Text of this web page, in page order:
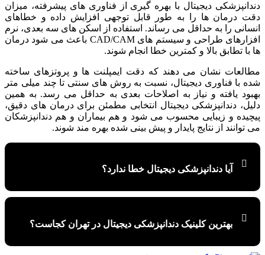
دندانپزشکی دیجیتال با بهره گیری از فناوری های پیشرفته، میزان
دقت درمان ها را به طور قابل توجهی افزایش داده و خطاهای
انسانی را به حداقل می رساند. استفاده از اسکن های سه بعدی، نرم
افزارهای طراحی و سیستم های CAD/CAM باعث می شود درمان
ها با تطابق بالا و کمترین خطا انجام شوند.
مطالعات نشان می دهند که دقت ایمپلنت ها و پروتزهای ساخته
شده با فناوری دیجیتال، نسبت به روش های سنتی تا چند میلی متر
بهبود یافته و نیاز به اصلاحات بعدی به حداقل می رسد. به همین
دلیل، دندانپزشکی دیجیتال انتخابی مطمئن برای درمان های دقیق،
پیچیده و زیبایی محسوب می شود و هم بیماران و هم دندانپزشکان
می توانند از نتایج پایدار و پیش بینی شده بهره مند شوند.
آیا دندانپزشکی دیجیتال خطا ندارد؟
بهترین کلینیک دندانپزشکی دیجیتال در تهران کجاست؟